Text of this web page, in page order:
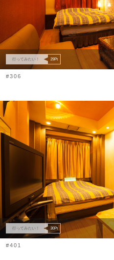
行ってみたい！ 29Pt
#306
行ってみたい！ 30Pt
#401